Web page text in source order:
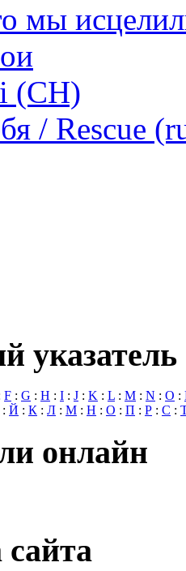
мы
(СН)
/ Rescue
указатель
F : G : H : I : J : K : L : M : N : O :
: Й : К : Л : М : Н : О : П : Р : С :
онлайн